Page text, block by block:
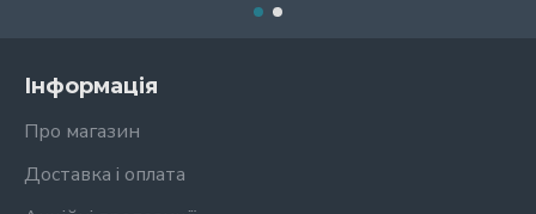
Інформація
Про магазин
Доставка і оплата